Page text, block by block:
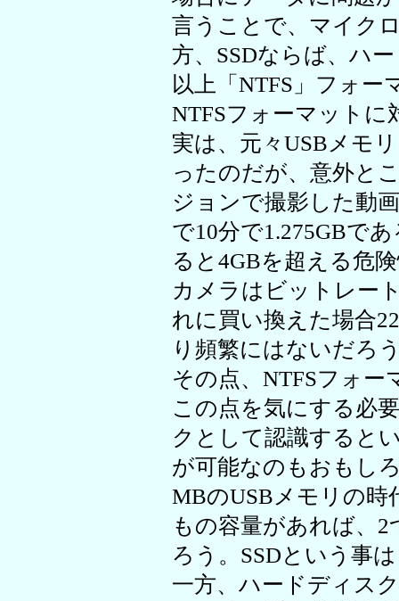
言うことで、マイク
方、SSDならば、ハ
以上「NTFS」フォ
NTFSフォーマットに
実は、元々USBメモ
ったのだが、意外と
ジョンで撮影した動
で10分で1.275GBで
ると4GBを超える危
カメラはビットレー
れに買い換えた場合
り頻繁にはないだろ
その点、NTFSフォ
この点を気にする必
クとして認識すると
が可能なのもおもし
MBのUSBメモリの時
もの容量があれば、
ろう。SSDという事
一方、ハードディス